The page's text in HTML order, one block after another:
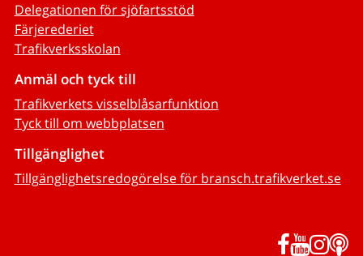
Delegationen för sjöfartsstöd
Färjerederiet
Trafikverksskolan
Anmäl och tyck till
Trafikverkets visselblåsarfunktion
Tyck till om webbplatsen
Tillgänglighet
Tillgänglighetsredogörelse för bransch.trafikverket.se
Facebook
YouTube